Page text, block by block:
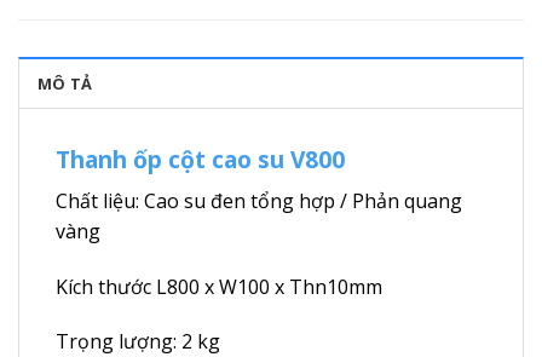
MÔ TẢ
Thanh ốp cột cao su V800
Chất liệu: Cao su đen tổng hợp / Phản quang
vàng
Kích thước L800 x W100 x Thn10mm
Trọng lượng: 2 kg